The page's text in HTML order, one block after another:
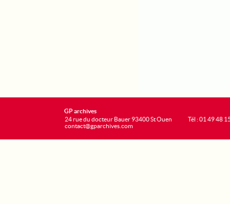
GP archives
24 rue du docteur Bauer 93400 St Ouen
contact@gparchives.com
Tél : 01 49 48